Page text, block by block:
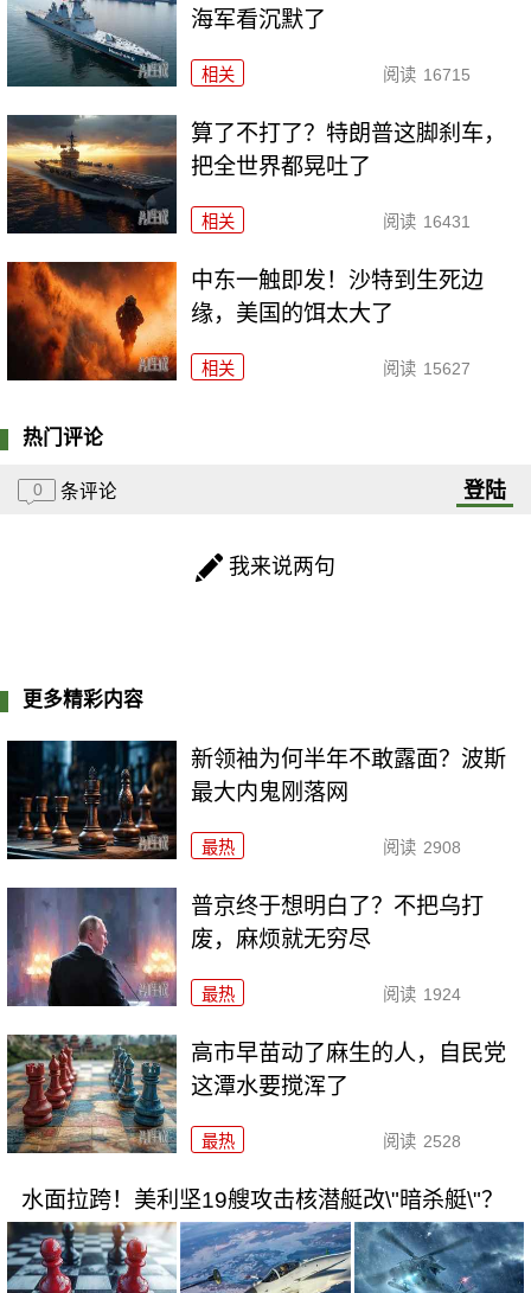
海军看沉默了
相关 阅读 16715
算了不打了？特朗普这脚刹车，
把全世界都晃吐了
相关 阅读 16431
中东一触即发！沙特到生死边
缘，美国的饵太大了
相关 阅读 15627
热门评论
0 条评论 登陆
我来说两句
更多精彩内容
新领袖为何半年不敢露面？波斯
最大内鬼刚落网
最热 阅读 2908
普京终于想明白了？不把乌打
废，麻烦就无穷尽
最热 阅读 1924
高市早苗动了麻生的人，自民党
这潭水要搅浑了
最热 阅读 2528
水面拉跨！美利坚19艘攻击核潜艇改\"暗杀艇\"？